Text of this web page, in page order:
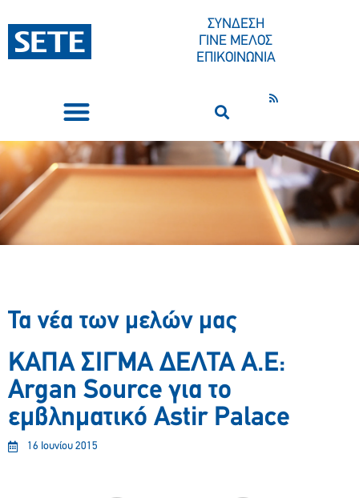
ΣΥΝΔΕΣΗ
ΓΙΝΕ ΜΕΛΟΣ
ΕΠΙΚΟΙΝΩΝΙΑ
Τα νέα των μελών μας
ΚΑΠΑ ΣΙΓΜΑ ΔΕΛΤΑ Α.Ε:
Argan Source για το
εμβληματικό Astir Palace
16 Ιουνίου 2015